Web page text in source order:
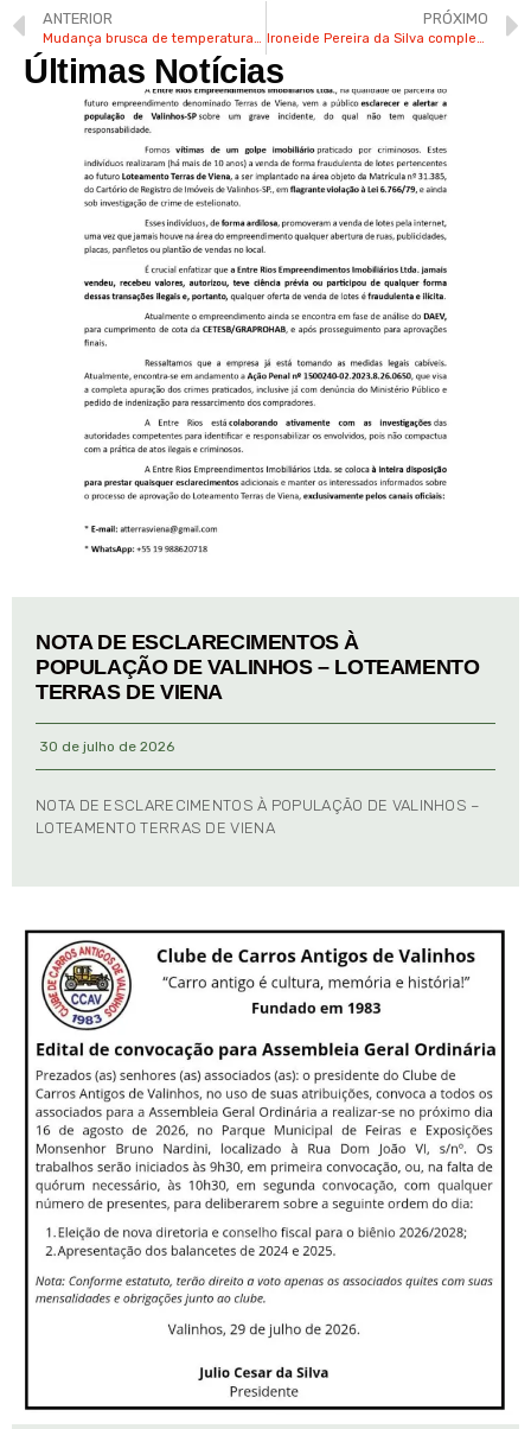
ANTERIOR PRÓXIMO
Últimas Notícias
NOTA DE ESCLARECIMENTOS À
POPULAÇÃO DE VALINHOS – LOTEAMENTO
TERRAS DE VIENA
30 de julho de 2026
NOTA DE ESCLARECIMENTOS À POPULAÇÃO DE VALINHOS –
LOTEAMENTO TERRAS DE VIENA